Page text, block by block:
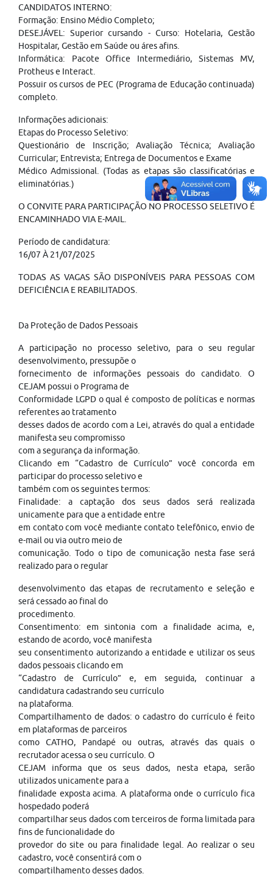
CANDIDATOS INTERNO:
Formação: Ensino Médio Completo;
DESEJÁVEL: Superior cursando - Curso: Hotelaria, Gestão
Hospitalar, Gestão em Saúde ou áres afins.
Informática: Pacote Office Intermediário, Sistemas MV,
Protheus e Interact.
Possuir os cursos de PEC (Programa de Educação continuada)
completo.
Informações adicionais:
Etapas do Processo Seletivo:
Questionário de Inscrição; Avaliação Técnica; Avaliação
Curricular; Entrevista; Entrega de Documentos e Exame
Médico Admissional. (Todas as etapas são classificatórias e
eliminatórias.)
O CONVITE PARA PARTICIPAÇÃO NO PROCESSO SELETIVO É
ENCAMINHADO VIA E-MAIL.
Período de candidatura:
16/07 À 21/07/2025
TODAS AS VAGAS SÃO DISPONÍVEIS PARA PESSOAS COM
DEFICIÊNCIA E REABILITADOS.
Da Proteção de Dados Pessoais
A participação no processo seletivo, para o seu regular
desenvolvimento, pressupõe o
fornecimento de informações pessoais do candidato. O
CEJAM possui o Programa de
Conformidade LGPD o qual é composto de políticas e normas
referentes ao tratamento
desses dados de acordo com a Lei, através do qual a entidade
manifesta seu compromisso
com a segurança da informação.
Clicando em “Cadastro de Currículo” você concorda em
participar do processo seletivo e
também com os seguintes termos:
Finalidade: a captação dos seus dados será realizada
unicamente para que a entidade entre
em contato com você mediante contato telefônico, envio de
e-mail ou via outro meio de
comunicação. Todo o tipo de comunicação nesta fase será
realizado para o regular
desenvolvimento das etapas de recrutamento e seleção e
será cessado ao final do
procedimento.
Consentimento: em sintonia com a finalidade acima, e,
estando de acordo, você manifesta
seu consentimento autorizando a entidade e utilizar os seus
dados pessoais clicando em
“Cadastro de Currículo” e, em seguida, continuar a
candidatura cadastrando seu currículo
na plataforma.
Compartilhamento de dados: o cadastro do currículo é feito
em plataformas de parceiros
como CATHO, Pandapé ou outras, através das quais o
recrutador acessa o seu currículo. O
CEJAM informa que os seus dados, nesta etapa, serão
utilizados unicamente para a
finalidade exposta acima. A plataforma onde o currículo fica
hospedado poderá
compartilhar seus dados com terceiros de forma limitada para
fins de funcionalidade do
provedor do site ou para finalidade legal. Ao realizar o seu
cadastro, você consentirá com o
compartilhamento desses dados.